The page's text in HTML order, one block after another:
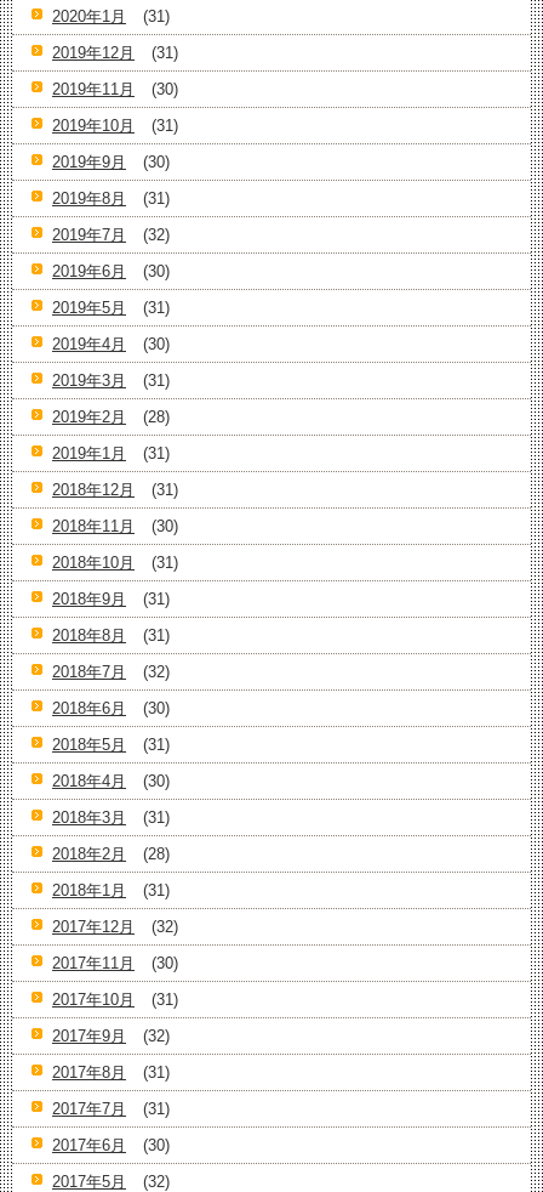
2020年1月
(31)
2019年12月
(31)
2019年11月
(30)
2019年10月
(31)
2019年9月
(30)
2019年8月
(31)
2019年7月
(32)
2019年6月
(30)
2019年5月
(31)
2019年4月
(30)
2019年3月
(31)
2019年2月
(28)
2019年1月
(31)
2018年12月
(31)
2018年11月
(30)
2018年10月
(31)
2018年9月
(31)
2018年8月
(31)
2018年7月
(32)
2018年6月
(30)
2018年5月
(31)
2018年4月
(30)
2018年3月
(31)
2018年2月
(28)
2018年1月
(31)
2017年12月
(32)
2017年11月
(30)
2017年10月
(31)
2017年9月
(32)
2017年8月
(31)
2017年7月
(31)
2017年6月
(30)
2017年5月
(32)